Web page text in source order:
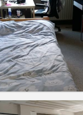
Infos Pratiques
Loyer:420 €
Charges:110 €
Durée:12 mois
Domiciliation:Non